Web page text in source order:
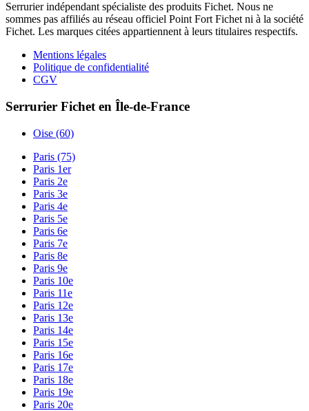
Serrurier indépendant spécialiste des produits Fichet. Nous ne
sommes pas affiliés au réseau officiel Point Fort Fichet ni à la société
Fichet. Les marques citées appartiennent à leurs titulaires respectifs.
Mentions légales
Politique de confidentialité
CGV
Serrurier Fichet en Île-de-France
Oise (60)
Paris (75)
Paris 1er
Paris 2e
Paris 3e
Paris 4e
Paris 5e
Paris 6e
Paris 7e
Paris 8e
Paris 9e
Paris 10e
Paris 11e
Paris 12e
Paris 13e
Paris 14e
Paris 15e
Paris 16e
Paris 17e
Paris 18e
Paris 19e
Paris 20e